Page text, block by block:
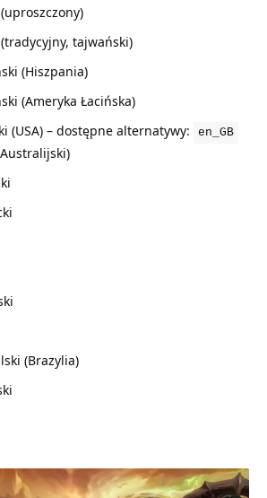
tajwański)
(Hiszpania)
(Ameryka Łacińska)
(USA) – dostępne alternatywy: en_GB
(Brazylia)